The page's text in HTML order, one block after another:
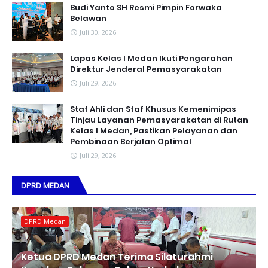
Budi Yanto SH Resmi Pimpin Forwaka
Belawan
Juli 30, 2026
Lapas Kelas I Medan Ikuti Pengarahan
Direktur Jenderal Pemasyarakatan
Juli 29, 2026
Staf Ahli dan Staf Khusus Kemenimipas
Tinjau Layanan Pemasyarakatan di Rutan
Kelas I Medan, Pastikan Pelayanan dan
Pembinaan Berjalan Optimal
Juli 29, 2026
DPRD MEDAN
DPRD Medan
Ketua DPRD Medan Terima Silaturahmi